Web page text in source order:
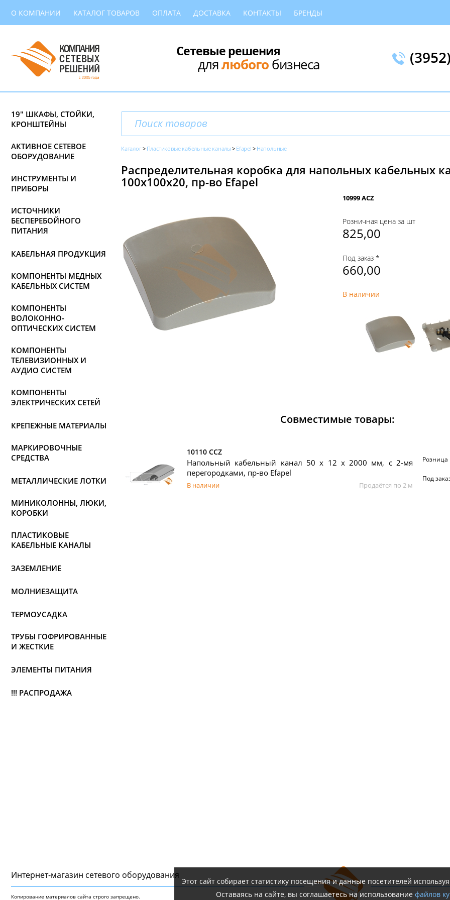
О КОМПАНИИ КАТАЛОГ ТОВАРОВ ОПЛАТА ДОСТАВКА КОНТАКТЫ БРЕНДЫ
Сетевые решения
длялюбогобизнеса
19" ШКАФЫ, СТОЙКИ,
КРОНШТЕЙНЫ
АКТИВНОЕ СЕТЕВОЕ
ОБОРУДОВАНИЕ
ИНСТРУМЕНТЫ И
ПРИБОРЫ
ИСТОЧНИКИ
БЕСПЕРЕБОЙНОГО
ПИТАНИЯ
КАБЕЛЬНАЯ ПРОДУКЦИЯ
КОМПОНЕНТЫ МЕДНЫХ
КАБЕЛЬНЫХ СИСТЕМ
КОМПОНЕНТЫ
ВОЛОКОННО-
ОПТИЧЕСКИХ СИСТЕМ
КОМПОНЕНТЫ
ТЕЛЕВИЗИОННЫХ И
АУДИО СИСТЕМ
КОМПОНЕНТЫ
ЭЛЕКТРИЧЕСКИХ СЕТЕЙ
КРЕПЕЖНЫЕ МАТЕРИАЛЫ
МАРКИРОВОЧНЫЕ
СРЕДСТВА
МЕТАЛЛИЧЕСКИЕ ЛОТКИ
МИНИКОЛОННЫ, ЛЮКИ,
КОРОБКИ
ПЛАСТИКОВЫЕ
КАБЕЛЬНЫЕ КАНАЛЫ
ЗАЗЕМЛЕНИЕ
МОЛНИЕЗАЩИТА
ТЕРМОУСАДКА
ТРУБЫ ГОФРИРОВАННЫЕ
И ЖЕСТКИЕ
ЭЛЕМЕНТЫ ПИТАНИЯ
!!! РАСПРОДАЖА
Каталог Пластиковые кабельные каналы Efapel Напольные
Распределительная коробка для напольных кабельных
100x100x20, пр-во Efapel
10999 ACZ
Розничная цена за шт
825,00
Под заказ *
660,00
В наличии
Совместимые товары:
10110 CCZ
Напольный кабельный канал 50 x 12 x 2000 мм, с 2-мя
перегородками, пр-во Efapel
В наличии Продаётся по 2 м
Розница
Под
Интернет-магазин сетeвого оборудования
Копирование материалов сайта строго запрещено.
Этот сайт собирает статистику посещения и данные посетителей
Оставаясь на сайте, вы соглашаетесь на использование файлов